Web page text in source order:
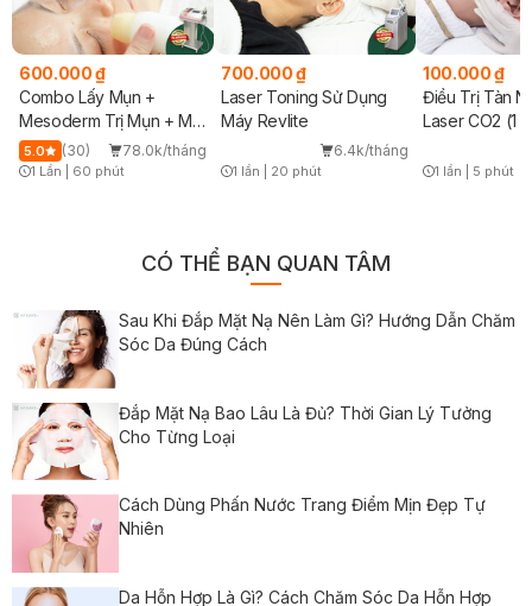
600.000 ₫
Combo Lấy Mụn +
Mesoderm Trị Mụn + Mặt
Nạ Jean D'Arcel + Chiếu
ASSH
5.0 (30) 78.0k/tháng
1 Lần 60 phút
700.000 ₫
Laser Toning Sử Dụng
Máy Revlite
6.4k/tháng
1 lần 20 phút
100.000 ₫
Điều Trị Tàn
Laser CO2 (1
1 lần 5 phút
CÓ THỂ BẠN QUAN TÂM
Sau Khi Đắp Mặt Nạ Nên Làm Gì? Hướng Dẫn Chăm
Sóc Da Đúng Cách
Đắp Mặt Nạ Bao Lâu Là Đủ? Thời Gian Lý Tưởng
Cho Từng Loại
Cách Dùng Phấn Nước Trang Điểm Mịn Đẹp Tự
Nhiên
Da Hỗn Hợp Là Gì? Cách Chăm Sóc Da Hỗn Hợp